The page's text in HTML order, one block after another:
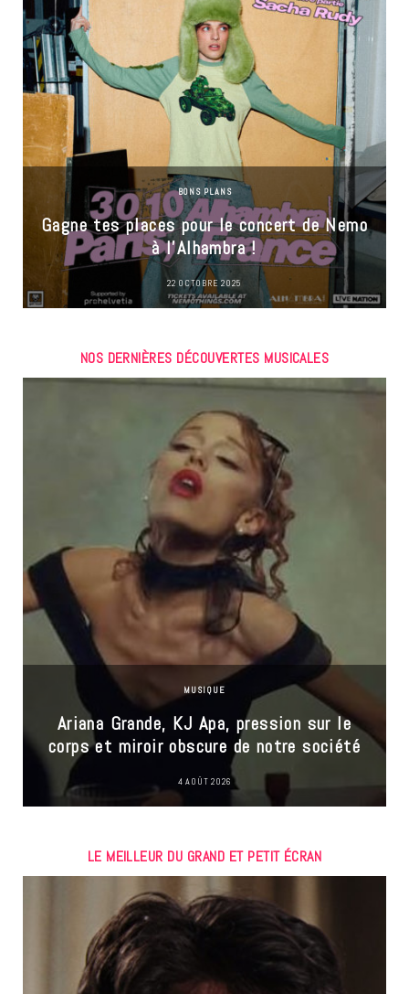
BONS PLANS
Gagne tes places pour le concert de Nemo
à l’Alhambra !
22 OCTOBRE 2025
NOS DERNIÈRES DÉCOUVERTES MUSICALES
MUSIQUE
Ariana Grande, KJ Apa, pression sur le
corps et miroir obscure de notre société
4 AOÛT 2026
LE MEILLEUR DU GRAND ET PETIT ÉCRAN